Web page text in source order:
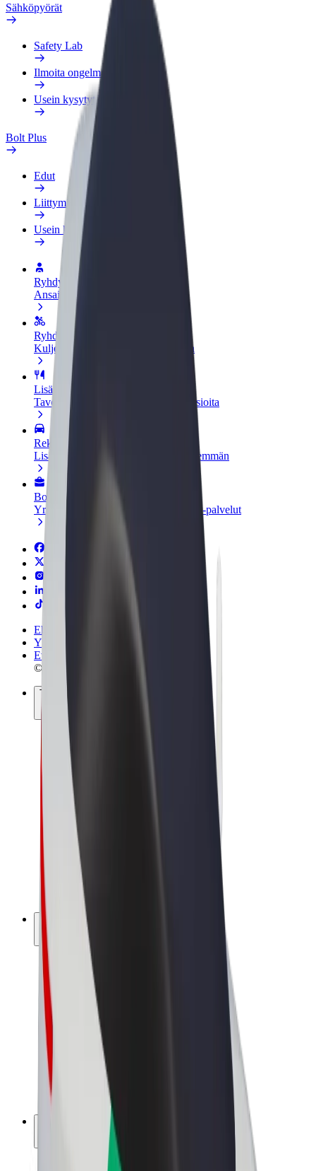
Sähköpyörät
Safety Lab
Ilmoita ongelmasta
Usein kysytyt kysymykset
Bolt Plus
Edut
Liittymisohjeet
Usein kysytyt kysymykset
Ryhdy kuljettajaksi
Ansaitse omilla ehdoillasi
Ryhdy ruokalähetiksi
Kuljeta ruokaa ja ansaitse viikoittain
Lisää ravintola tai kauppa
Tavoita lisää asiakkaita ja kasvata ansioita
Rekisteröidy fleet-omistajaksi
Lisää autokantasi Boltiin ja tienaa enemmän
Bolt for Business
Yrityksellesi skaalatut Bolt-tuotteet ja -palvelut
Ehdot
Yksityisyys
Evästeet
© 2026 Bolt Technology OÜ
Tuotteet
Kyydit
Sähköpotkulaudat
Bolt-kauppa
Bolt Food
Bolt Drive
Bolt for Business
Sähköpyörät
Bolt Plus
Tienaa Boltilla
Kuljettajat
Kuljettajan ansiot
Ruokalähetit
Lähetin ansiot
Bolt Food -kauppiaat